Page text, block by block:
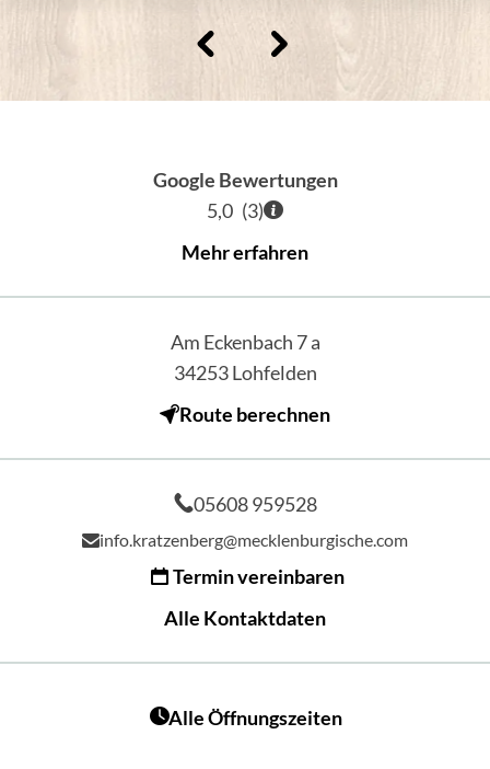
Google Bewertungen
5,0 (3)
Mehr erfahren
Am Eckenbach 7 a
34253 Lohfelden
Route berechnen
05608 959528
info.kratzenberg@mecklenburgische.com
Termin vereinbaren
Alle Kontaktdaten
Alle Öffnungszeiten